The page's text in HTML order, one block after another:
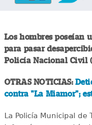
Los hombres poseían
para pasar
Policía Nacional Civil
OTRAS NOTICIAS:
contra "La Miamor";
La Policía Municipal de